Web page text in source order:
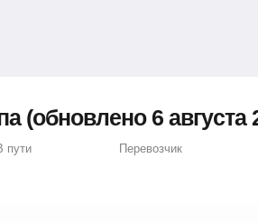
(обновлено 6 августа
пути Перевозчик